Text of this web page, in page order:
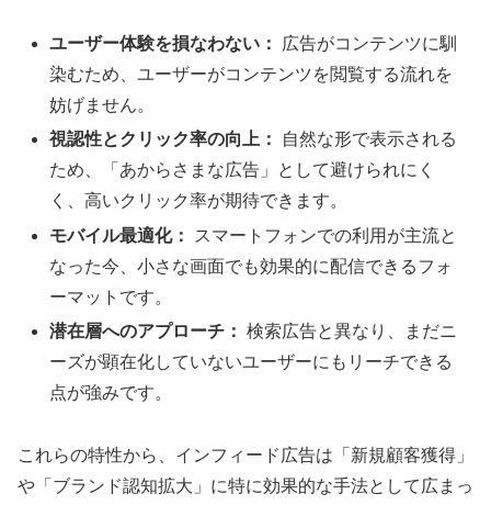
ユーザー体験を損なわない：
広告がコンテンツに馴
染むため、ユーザーがコンテンツを閲覧する流れを
妨げません。
視認性とクリック率の向上：
自然な形で表示される
ため、「あからさまな広告」として避けられにく
く、高いクリック率が期待できます。
モバイル最適化：
スマートフォンでの利用が主流と
なった今、小さな画面でも効果的に配信できるフォ
ーマットです。
潜在層へのアプローチ： 検索広告と異なり、まだニ
ーズが顕在化していないユーザーにもリーチできる
点が強みです。
これらの特性から、インフィード広告は「新規顧客獲得」
や「ブランド認知拡大」に特に効果的な手法として広まっ